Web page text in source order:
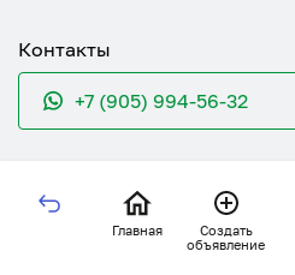
Контакты
+7 (905) 994-56-32
Главная
Создать
объявление